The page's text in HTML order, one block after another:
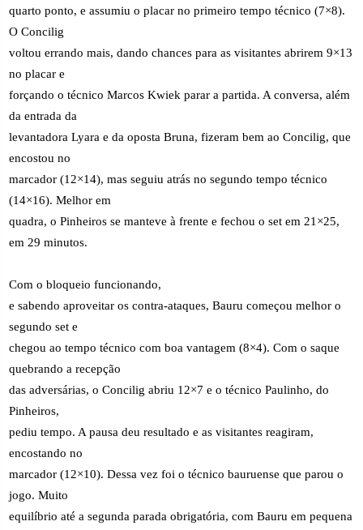
quarto ponto, e assumiu o placar no primeiro tempo técnico (7×8).
O Concilig
voltou errando mais, dando chances para as visitantes abrirem 9×13
no placar e
forçando o técnico Marcos Kwiek parar a partida. A conversa, além
da entrada da
levantadora Lyara e da oposta Bruna, fizeram bem ao Concilig, que
encostou no
marcador (12×14), mas seguiu atrás no segundo tempo técnico
(14×16). Melhor em
quadra, o Pinheiros se manteve à frente e fechou o set em 21×25,
em 29 minutos.
Com o bloqueio funcionando,
e sabendo aproveitar os contra-ataques, Bauru começou melhor o
segundo set e
chegou ao tempo técnico com boa vantagem (8×4). Com o saque
quebrando a recepção
das adversárias, o Concilig abriu 12×7 e o técnico Paulinho, do
Pinheiros,
pediu tempo. A pausa deu resultado e as visitantes reagiram,
encostando no
marcador (12×10). Dessa vez foi o técnico bauruense que parou o
jogo. Muito
equilíbrio até a segunda parada obrigatória, com Bauru em pequena